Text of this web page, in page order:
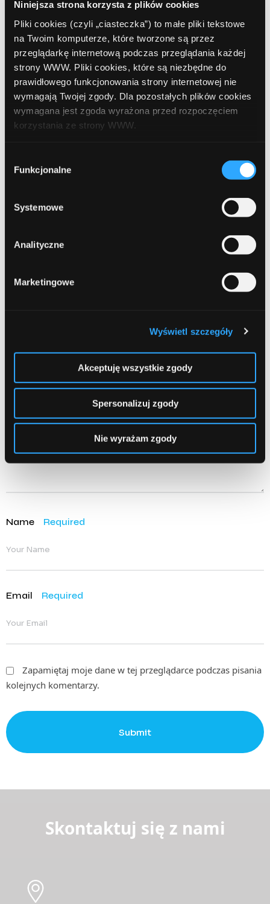
Niniejsza strona korzysta z plików cookies
Pliki cookies (czyli „ciasteczka”) to małe pliki tekstowe
na Twoim komputerze, które tworzone są przez
przeglądarkę internetową podczas przeglądania każdej
strony WWW. Pliki cookies, które są niezbędne do
prawidłowego funkcjonowania strony internetowej nie
wymagają Twojej zgody. Dla pozostałych plików cookies
wymagana jest zgoda wyrażona przed rozpoczęciem
korzystania ze strony WWW.
formy korzystania z plików cookies. Więcej:
Polityka
zgody
Funkcjonalne
Systemowe
Analityczne
Marketingowe
Wyświetl szczegóły
Akceptuję wszystkie zgody
Spersonalizuj zgody
Nie wyrażam zgody
Marzena
2018-09-24
Bardzo fajny sposób
redaktor
Leave a comment
Required
Name Required
Email Required
Zapamiętaj moje dane w tej przeglądarce podczas pisania
kolejnych komentarzy.
Submit
Skontaktuj się z nami